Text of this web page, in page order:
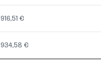
916,51 €
934,58 €